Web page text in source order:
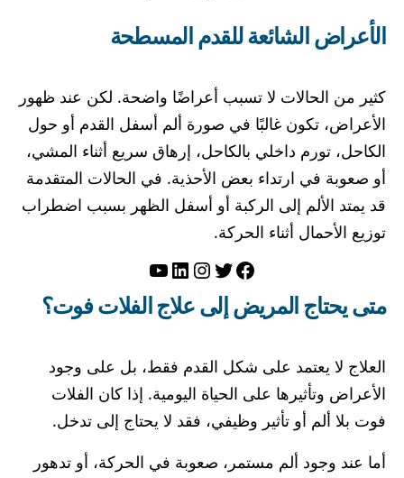
الأعراض الشائعة للقدم المسطحة
كثير من الحالات لا تسبب أعراضًا واضحة. لكن عند ظهور
الأعراض، تكون غالبًا في صورة ألم أسفل القدم أو حول
الكاحل، تورم داخلي بالكاحل، إرهاق سريع أثناء المشي،
أو صعوبة في ارتداء بعض الأحذية. في الحالات المتقدمة
قد يمتد الألم إلى الركبة أو أسفل الظهر بسبب اضطراب
توزيع الأحمال أثناء الحركة.
فيسبوك
تويترإنستجرام
لينكد إنيوتيوب
متى يحتاج المريض إلى علاج الفلات فوت؟
العلاج لا يعتمد على شكل القدم فقط، بل على وجود
الأعراض وتأثيرها على الحياة اليومية. إذا كان الفلات
فوت بلا ألم أو تأثير وظيفي، فقد لا يحتاج إلى تدخل.
أما عند وجود ألم مستمر، صعوبة في الحركة، أو تدهور